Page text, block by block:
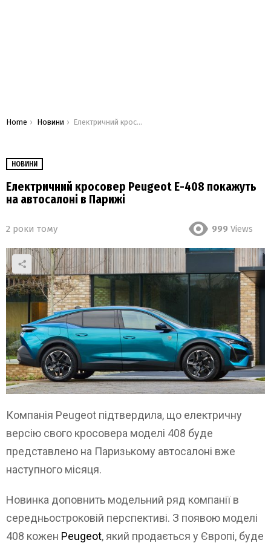
You are here:
Home Новини Електричний кросовер Peugeot E-408 покажуть на автосалоні в Парижі
НОВИНИ
Електричний кросовер Peugeot E-408 покажуть
на автосалоні в Парижі
2 роки тому 999 Views
Компанія Peugeot підтвердила, що електричну
версію свого кросовера моделі 408 буде
представлено на Паризькому автосалоні вже
наступного місяця.
Новинка доповнить модельний ряд компанії в
середньостроковій перспективі. З появою моделі
408 кожен Peugeot, який продається у Європі, буде